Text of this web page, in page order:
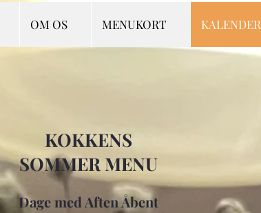
OM OS MENUKORT KALENDER
KOKKENS
SOMMER MENU
Dage med Aften Åbent